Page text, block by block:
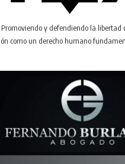
Promoviendo y defendiendo la libertad
como un derecho humano